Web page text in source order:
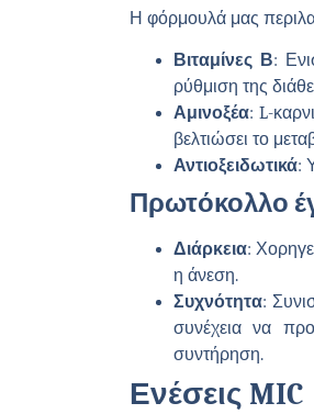
Η φόρμουλά μας
Βιταμίνες Β:
ρύθμιση της
Αμινοξέα: L-
βελτιώσει το
Αντιοξειδωτικά:
Πρωτόκολλο
Διάρκεια:
η άνεση.
Συχνότητα:
συνέχεια να
συντήρηση.
Ενέσεις MIC